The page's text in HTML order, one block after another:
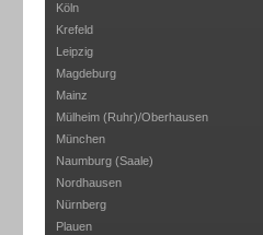
Köln
Krefeld
Leipzig
Magdeburg
Mainz
Mülheim (Ruhr)/Oberhausen
München
Naumburg (Saale)
Nordhausen
Nürnberg
Plauen